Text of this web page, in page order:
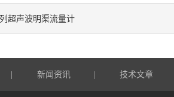
超声波明渠流量计
新闻资讯 技术文章